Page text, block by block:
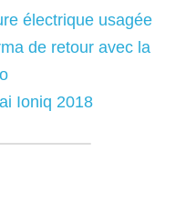
électrique usagée
de retour avec la
Ioniq 2018